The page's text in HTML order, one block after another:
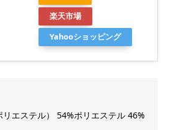
楽天市場
Yahooショッピング
エステル） 54%ポリエステル 46%